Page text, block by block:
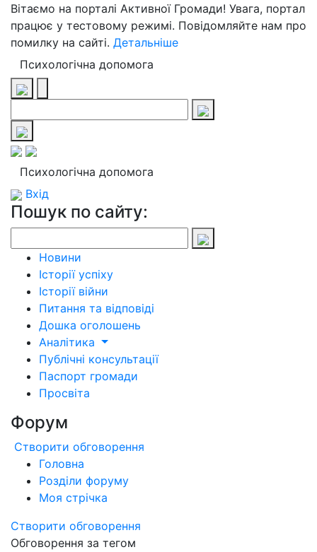
Вітаємо на порталі Активної Громади! Увага, портал
працює у тестовому режимі. Повідомляйте нам про
помилку на сайті. Детальніше
Психологічна допомога
Психологічна допомога
Вхід
Пошук по сайту:
Новини
Історії успіху
Історії війни
Питання та відповіді
Дошка оголошень
Аналітика
Публічні консультації
Паспорт громади
Просвіта
Форум
Створити обговорення
Головна
Розділи форуму
Моя стрічка
Створити обговорення
Обговорення за тегом